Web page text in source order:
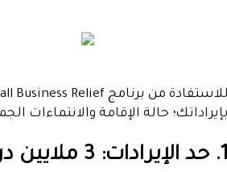
بإيراداتك؛ حالة الإقامة والانتماءات
1. حد الإيرادات: 3 ملايين درهم إماراتي أو أقل